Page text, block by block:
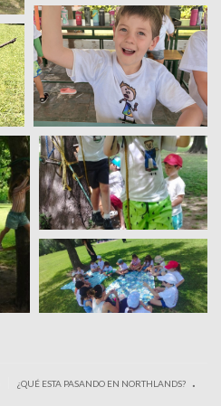
¿QUÉ ESTA PASANDO EN NORTHLANDS? .